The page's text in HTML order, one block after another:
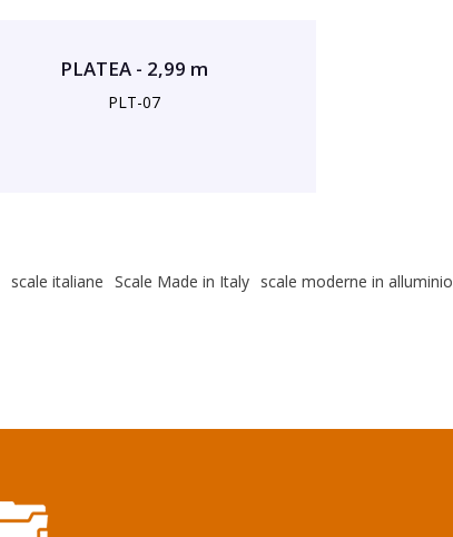
PLATEA - 2,99 m
PLT-07
scale italiane Scale Made in Italy scale moderne in alluminio